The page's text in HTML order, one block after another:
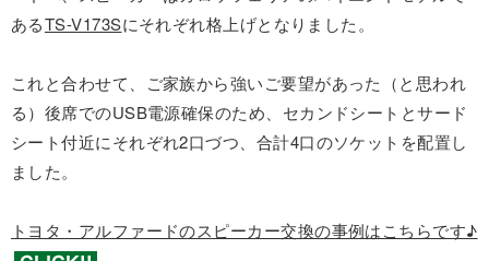
あるTS-V173Sにそれぞれ格上げとなりました。
これと合わせて、ご家族から強いご要望があった（と思われ
る）後席でのUSB電源確保のため、セカンドシートとサード
シート付近にそれぞれ2口づつ、合計4口のソケットを配置し
ました。
トヨタ・アルファードのスピーカー交換の事例はこちらです♪